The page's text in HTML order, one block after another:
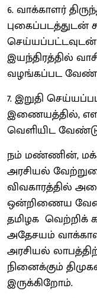
6. வாக்காளர்
புகைப்படத்துடன்
செய்யப்பட்டவுடன்
இயந்திரத்தில்
வழங்கப்பட
7. இறுதி
இணையத்தில்,
வெளியிட
நம் மண்ணின்,
அரசியல்
விவகாரத்தில்
ஒன்றிணைய
தமிழக வெற்றிக்
அதேசயம்
அரசியல்
நினைக்கும்
இருக்கிறோம்.